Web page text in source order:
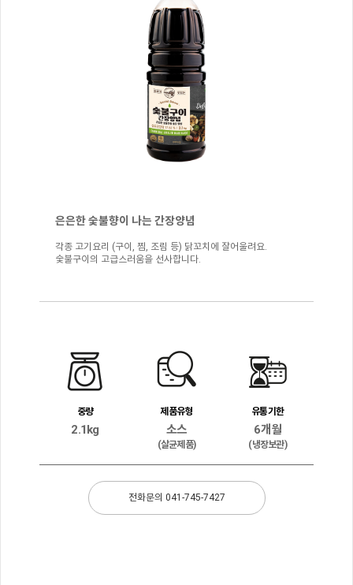
은은한 숯불향이 나는 간장양념
각종 고기요리 (구이, 찜, 조림 등) 닭꼬치에 잘어울려요.
숯불구이의 고급스러움을 선사합니다.
중량
2.1kg
제품유형
소스
(살균제품)
유통기한
6개월
(냉장보관)
전화문의 041-745-7427